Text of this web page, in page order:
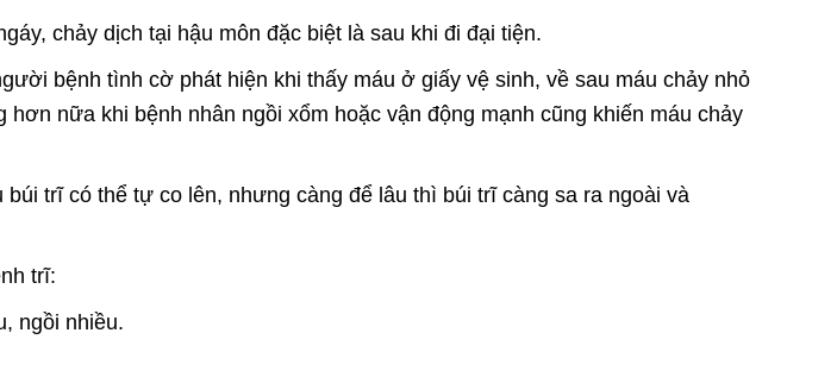
chảy dịch tại hậu môn đặc biệt là sau khi đi đại tiện.
bệnh tình cờ phát hiện khi thấy máu ở giấy vệ sinh, về sau máu chảy nhỏ
hơn nữa khi bệnh nhân ngồi xổm hoặc vận động mạnh cũng khiến máu chảy
búi trĩ có thể tự co lên, nhưng càng để lâu thì búi trĩ càng sa ra ngoài và
trĩ:
ngồi nhiều.